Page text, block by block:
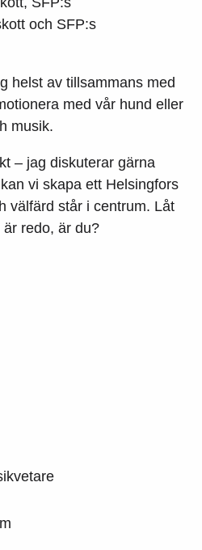
och SFP:s
helst av tillsammans med
med vår hund eller
musik.
– jag diskuterar gärna
vi skapa ett Helsingfors
välfärd står i centrum. Låt
redo, är du?